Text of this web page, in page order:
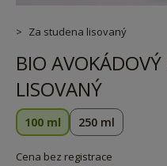
Za studena lisovaný
BIO
LISOVANÝ
100 ml 250 ml
Cena bez registrace